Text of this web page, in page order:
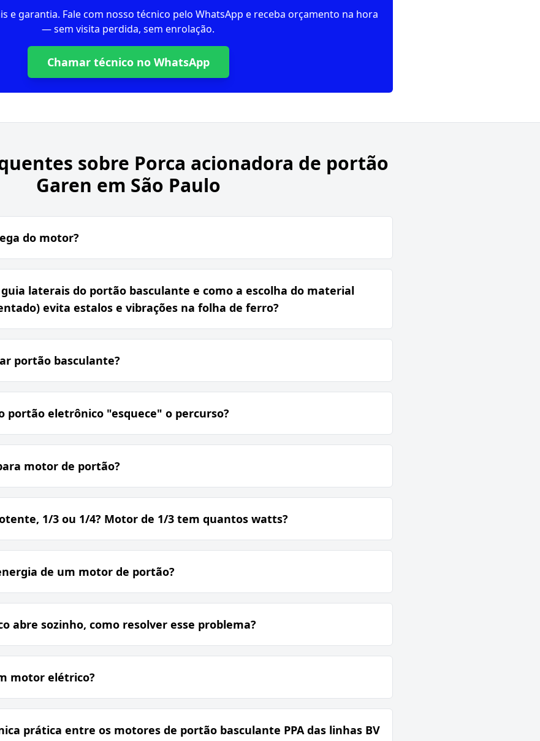
e garantia. Fale com nosso técnico pelo WhatsApp e receba orçamento na hora
— sem visita perdida, sem enrolação.
Chamar técnico no WhatsApp
sobre Porca acionadora de portão
Garen em São Paulo
do motor?
laterais do portão basculante e como a escolha do material
evita estalos e vibrações na folha de ferro?
portão basculante?
portão eletrônico "esquece" o percurso?
motor de portão?
1/3 ou 1/4? Motor de 1/3 tem quantos watts?
de um motor de portão?
abre sozinho, como resolver esse problema?
motor elétrico?
prática entre os motores de portão basculante PPA das linhas BV